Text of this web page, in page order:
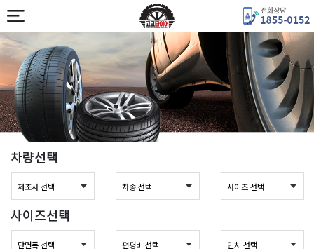
차량선택
사이즈선택